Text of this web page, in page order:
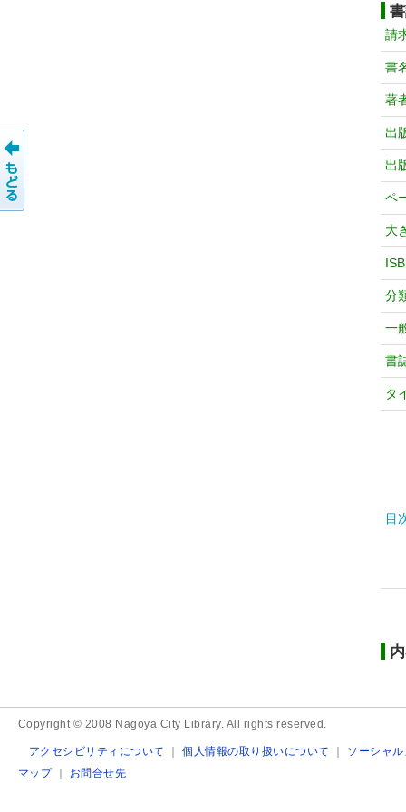
請
書
著
出
出
ペ
大
分
一
書
タ
目
Copyright © 2008 Nagoya City Library. All rights reserved.
アクセシビリティについて ｜個人情報の取り扱いについて ｜ ソーシャ
マップ｜ お問合せ先